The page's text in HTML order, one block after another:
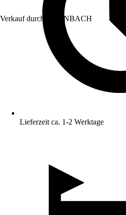
Verkauf durch: HORNBACH
Lieferzeit ca. 1-2 Werktage